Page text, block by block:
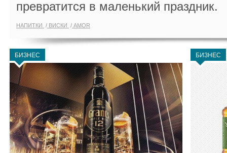
превратится в маленький праздник.
НАПИТКИ ВИСКИ AMOR
БИЗНЕС БИЗНЕС